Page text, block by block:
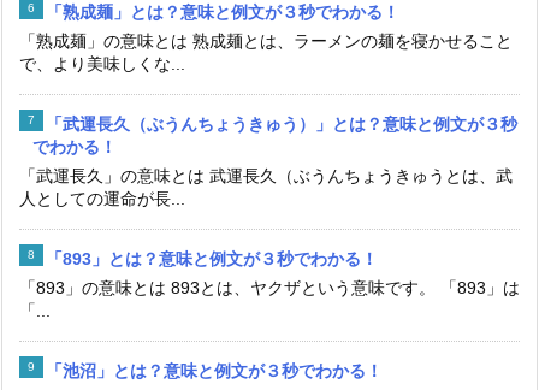
「熟成麺」とは？意味と例文が３秒でわかる！
「熟成麺」の意味とは 熟成麺とは、ラーメンの麺を寝かせること
で、より美味しくな...
「武運長久（ぶうんちょうきゅう）」とは？意味と例文が３秒
でわかる！
「武運長久」の意味とは 武運長久（ぶうんちょうきゅうとは、武
人としての運命が長...
「893」とは？意味と例文が３秒でわかる！
「893」の意味とは 893とは、ヤクザという意味です。 「893」は
「...
「池沼」とは？意味と例文が３秒でわかる！